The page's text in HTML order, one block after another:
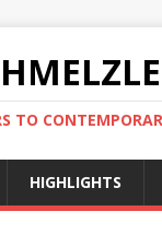
TO
HIGHLIGHTS